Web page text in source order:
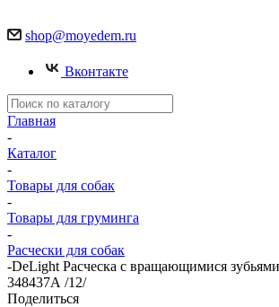
shop@moyedem.ru
Вконтакте
Главная
-
Каталог
-
Товары для собак
-
Товары для груминга
-
Расчески для собак
-DeLight Расческа c вращающимися
348437А /12/
Поделиться